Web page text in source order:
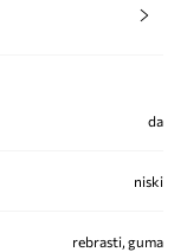
da
niski
rebrasti, guma